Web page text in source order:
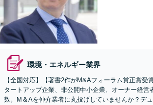
環境・エネルギー業界
【全国対応】【著書2作がM&Aフォーラム賞正賞受
タートアップ企業、非公開中小企業、オーナー経営
数。M＆Aを仲介業者に丸投げしていませんか？デ